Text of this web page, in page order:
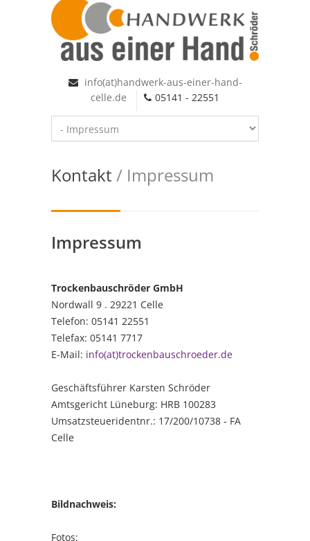
info(at)handwerk-aus-einer-hand-
celle.de
05141 - 22551
Kontakt / Impressum
Impressum
Trockenbauschröder GmbH
Nordwall 9 . 29221 Celle
Telefon: 05141 22551
Telefax: 05141 7717
E-Mail: info(at)trockenbauschroeder.de
Geschäftsführer Karsten Schröder
Amtsgericht Lüneburg: HRB 100283
Umsatzsteueridentnr.: 17/200/10738 - FA
Celle
Bildnachweis:
Fotos: